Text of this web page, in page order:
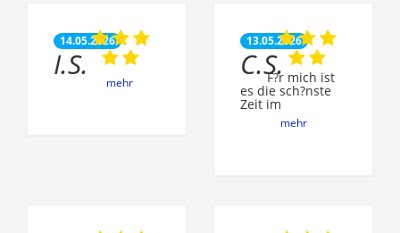
14.05.2026
I.S.
mehr
13.05.2026
C.S.F?r mich ist
es die sch?nste
Zeit im
mehr